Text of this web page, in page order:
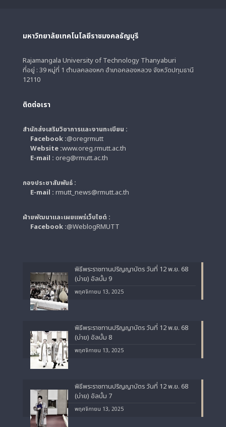
มหาวิทยาลัยเทคโนโลยีราชมงคลธัญบุรี
Rajamangala University of Technology Thanyaburi
ที่อยู่ : 39 หมู่ที่ 1 ตำบลคลองหก อำเภอคลองหลวง จังหวัดปทุมธานี
12110
ติดต่อเรา
สำนักส่งเสริมวิชาการและงานทะเบียน :
Facebook :@oregrmutt
Website :www.oreg.rmutt.ac.th
E-mail : oreg@rmutt.ac.th
กองประชาสัมพันธ์ :
E-mail : rmutt_news@rmutt.ac.th
ฝ่ายพัฒนาและเผยแพร่เว็บไซต์ :
Facebook :@WeblogRMUTT
พิธีพระราชทานปริญญาบัตร วันที่ 12 พ.ย. 68
(บ่าย) อัลบั้ม 9
พฤศจิกายน 13, 2025
พิธีพระราชทานปริญญาบัตร วันที่ 12 พ.ย. 68
(บ่าย) อัลบั้ม 8
พฤศจิกายน 13, 2025
พิธีพระราชทานปริญญาบัตร วันที่ 12 พ.ย. 68
(บ่าย) อัลบั้ม 7
พฤศจิกายน 13, 2025